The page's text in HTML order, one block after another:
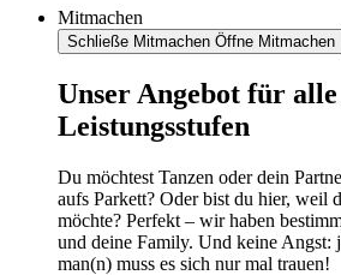
Mitmachen
Schließe Mitmachen Öffne Mitmachen
​​​Unser Angebot für
Leistungsstufen
Du möchtest Tanzen oder dein
aufs Parkett? Oder bist du hier, weil
möchte? Perfekt – wir haben
und deine Family. Und keine Angst:
man(n) muss es sich nur mal trauen!